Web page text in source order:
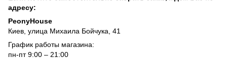
адресу:
PeonyHouse
Киев, улица Михаила Бойчука, 41
График работы магазина:
пн-пт 9:00 – 21:00